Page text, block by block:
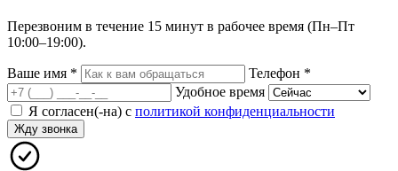
Перезвоним в течение 15 минут в рабочее время (Пн–Пт
10:00–19:00).
Ваше имя * Телефон *
Удобное время
Я согласен(-на) с политикой конфиденциальности
Жду звонка